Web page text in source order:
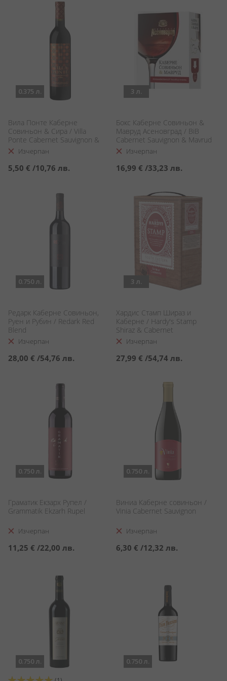
0.375 л.
Вила Понте Каберне
Совиньон & Сира / Villa
Ponte Cabernet Sauvignon &
SyrahИзчерпан
5,50 € /10,76 лв.
3 л.
Бокс Каберне Совиньон &
Мавруд Асеновград / BiB
Cabernet Sauvignon & Mavrud
Asenovgrad
Изчерпан
16,99 € /33,23 лв.
0.750 л.
Редарк Каберне Совиньон,
Руен и Рубин / Redark Red
Blend
Изчерпан
28,00 € /54,76 лв.
3 л.
Хардис Стамп Шираз и
Каберне / Hardy's Stamp
Shiraz & Cabernet
Изчерпан
27,99 € /54,74 лв.
0.750 л.
Граматик Екзарх Рупел /
Grammatik Ekzarh Rupel
Изчерпан
11,25 € /22,00 лв.
0.750 л.
Виниа Каберне совиньон /
Vinia Cabernet Sauvignon
Изчерпан
6,30 € /12,32 лв.
0.750 л.
Оценка:
0.750 л.